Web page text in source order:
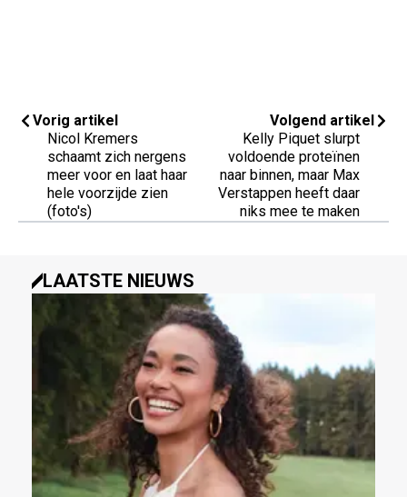
Vorig artikel
Nicol Kremers
schaamt zich nergens
meer voor en laat haar
hele voorzijde zien
(foto's)
Volgend artikel
Kelly Piquet slurpt
voldoende proteïnen
naar binnen, maar Max
Verstappen heeft daar
niks mee te maken
LAATSTE NIEUWS